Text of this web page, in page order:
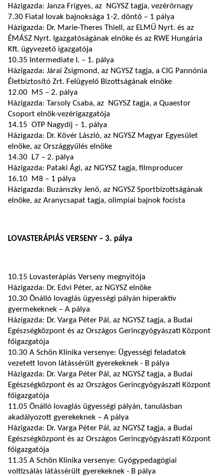
Házigazda: Janza Frigyes, az NGYSZ tagja, vezérőrnagy
7.30 Fiatal lovak bajnoksága 1-2, döntő – 1 pálya
Házigazda: Dr. Marie-Theres Thiell, az ELMŰ Nyrt. és az
ÉMÁSZ Nyrt. Igazgatóságának elnöke és az RWE Hungária
Kft. ügyvezető igazgatója
10.35 Intermediate I. – 1. pálya
Házigazda: Járai Zsigmond, az NGYSZ tagja, a CIG Pannónia
Életbiztosító Zrt. Felügyelő Bizottságának elnöke
12.00 M5 – 2. pálya
Házigazda: Tarsoly Csaba, az NGYSZ tagja, a Quaestor
Csoport elnök-vezérigazgatója
14.15 OTP Nagydíj – 1. pálya
Házigazda: Dr. Kövér László, az NGYSZ Magyar Egyesület
elnöke, az Országgyűlés elnöke
14.30 L7 – 2. pálya
Házigazda: Pataki Ági, az NGYSZ tagja, filmproducer
16.10 M8 – 1 pálya
Házigazda: Buzánszky Jenő, az NGYSZ Sportbizottságának
elnöke, az Aranycsapat tagja, olimpiai bajnok focista
LOVASTERÁPIÁS VERSENY – 3. pálya
10.15 Lovasterápiás Verseny megnyitója
Házigazda: Dr. Edvi Péter, az NGYSZ elnöke
10.30 Önálló lovaglás ügyességi pályán hiperaktív
gyermekeknek – A pálya
Házigazda: Dr. Varga Péter Pál, az NGYSZ tagja, a Budai
Egészségközpont és az Országos Gerincgyógyászati Központ
főigazgatója
10.30 A Schön Klinika versenye: Ügyességi feladatok
vezetett lovon látássérült gyerekeknek - B pálya
Házigazda: Dr. Varga Péter Pál, az NGYSZ tagja, a Budai
Egészségközpont és az Országos Gerincgyógyászati Központ
főigazgatója
11.05 Önálló lovaglás ügyességi pályán, tanulásban
akadályozott gyerekeknek – A pálya
Házigazda: Dr. Varga Péter Pál, az NGYSZ tagja, a Budai
Egészségközpont és az Országos Gerincgyógyászati Központ
főigazgatója
11.35 A Schön Klinika versenye: Gyógypedagógiai
voltizsálás látássérült gyerekeknek - B pálya